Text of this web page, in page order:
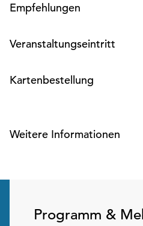
Empfehlungen
Veranstaltungseintritt
Kartenbestellung
Weitere Informationen
Programm &